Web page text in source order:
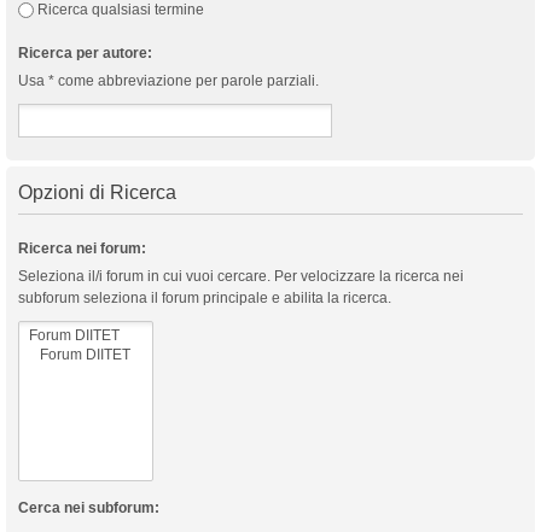
Ricerca qualsiasi termine
Ricerca per autore:
Usa * come abbreviazione per parole parziali.
Opzioni di Ricerca
Ricerca nei forum:
Seleziona il/i forum in cui vuoi cercare. Per velocizzare la ricerca nei
subforum seleziona il forum principale e abilita la ricerca.
Cerca nei subforum: